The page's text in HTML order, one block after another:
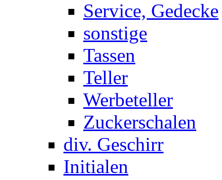
Service, Gedecke
sonstige
Tassen
Teller
Werbeteller
Zuckerschalen
div. Geschirr
Initialen